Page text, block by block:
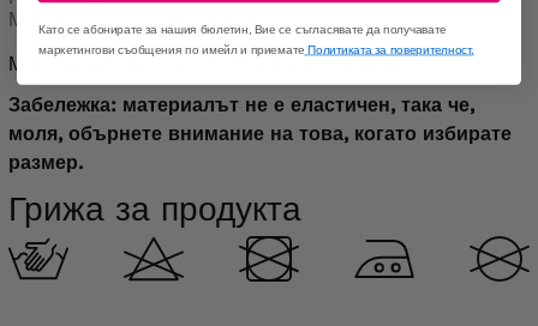
Материал: 100% полиестер.
Моделът носи размер 52/54 и е висок 172 см.
Забележка: материалът не е еластичен, така че,
моля, обърнете внимание на това, когато избирате
размер.
Грижа за продукта
Като се абонирате за нашия бюлетин, Вие се съгласявате да получавате
маркетингови съобщения по имейл и приемате Политиката за поверителност.